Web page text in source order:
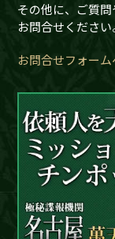
その他に、ご質
お問合せください
お問合せフォーム